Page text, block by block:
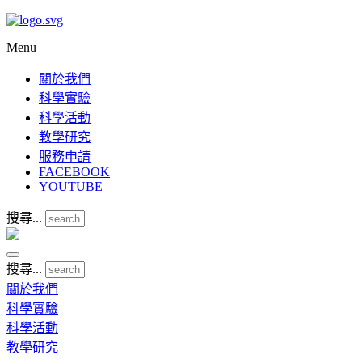
Menu
關於我們
科學實驗
科學活動
教學研究
服務申請
FACEBOOK
YOUTUBE
搜尋...
搜尋...
關於我們
科學實驗
科學活動
教學研究